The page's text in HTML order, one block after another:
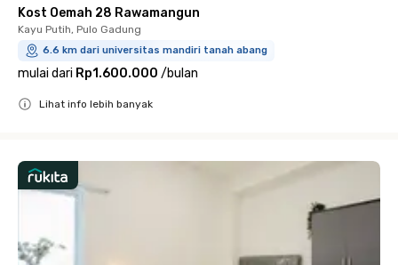
Kost Oemah 28 Rawamangun
Kayu Putih, Pulo Gadung
6.6 km dari universitas mandiri tanah abang
mulai dari Rp1.600.000 /bulan
Lihat info lebih banyak